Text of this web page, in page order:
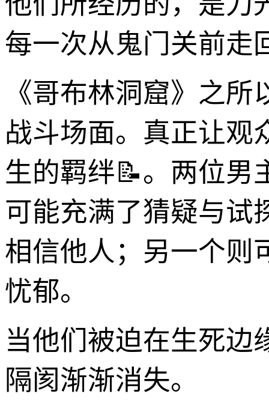
每一次从鬼门关前走
《哥布林洞窟》之
战斗场面。真正让观
生的羁绊📝。两位男
可能充满了猜疑与试
相信他人；另一个则
忧郁。
当他们被迫在生死边
隔阂渐渐消失。